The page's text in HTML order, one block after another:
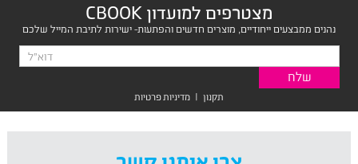
מצטרפים למועדון CBOOK
נהנים ממבצעים ייחודיים, מוצרים חדשים והפתעות- ישירות לתיבת המייל שלכם
תקנון | מדיניות פרטיות